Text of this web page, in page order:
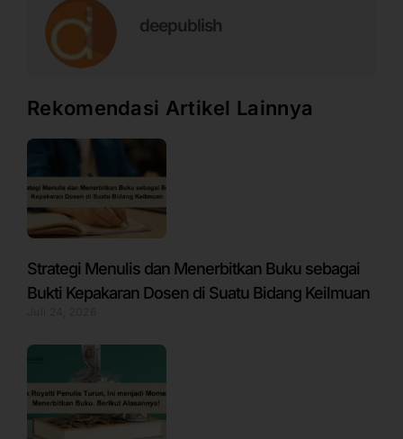
deepublish
Rekomendasi Artikel Lainnya
Strategi Menulis dan Menerbitkan Buku sebagai
Bukti Kepakaran Dosen di Suatu Bidang Keilmuan